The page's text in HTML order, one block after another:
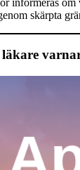
skärpta